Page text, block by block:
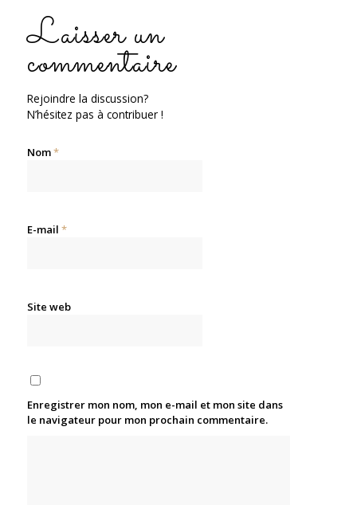
Laisser un
commentaire
Rejoindre la discussion?
N’hésitez pas à contribuer !
Nom*
E-mail *
Site web
Enregistrer mon nom, mon e-mail et mon site dans
le navigateur pour mon prochain commentaire.